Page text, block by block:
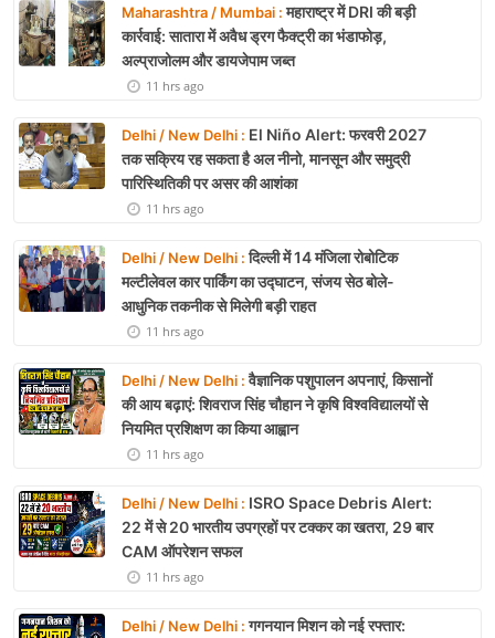
Maharashtra / Mumbai :महाराष्ट्र में DRI की बड़ी
कार्रवाई: सातारा में अवैध ड्रग फैक्ट्री का भंडाफोड़,
अल्प्राजोलम और डायजेपाम जब्त
11 hrs ago
Delhi / New Delhi : El Niño Alert: फरवरी 2027
तक सक्रिय रह सकता है अल नीनो, मानसून और समुद्री
पारिस्थितिकी पर असर की आशंका
11 hrs ago
Delhi / New Delhi :दिल्ली में 14 मंजिला रोबोटिक
मल्टीलेवल कार पार्किंग का उद्घाटन, संजय सेठ बोले-
आधुनिक तकनीक से मिलेगी बड़ी राहत
11 hrs ago
Delhi / New Delhi :वैज्ञानिक पशुपालन अपनाएं, किसानों
की आय बढ़ाएं: शिवराज सिंह चौहान ने कृषि विश्वविद्यालयों से
नियमित प्रशिक्षण का किया आह्वान
11 hrs ago
Delhi / New Delhi : ISRO Space Debris Alert:
22 में से 20 भारतीय उपग्रहों पर टक्कर का खतरा, 29 बार
CAM ऑपरेशन सफल
11 hrs ago
Delhi / New Delhi :गगनयान मिशन को नई रफ्तार: